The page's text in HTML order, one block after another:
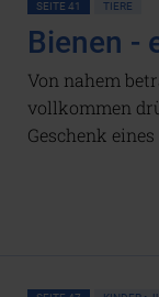
SEITE 41 TIERE
Bienen -
Von nahem
vollkommen
Geschenk